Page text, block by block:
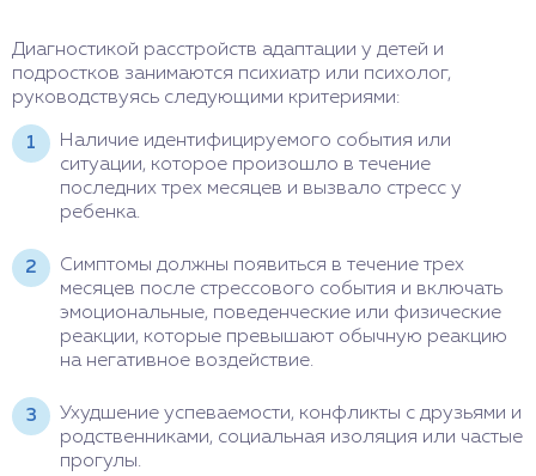
Диагностикой расстройств адаптации у детей и
подростков занимаются психиатр или психолог,
руководствуясь следующими критериями:
Наличие идентифицируемого события или
ситуации, которое произошло в течение
последних трех месяцев и вызвало стресс у
ребенка.
Симптомы должны появиться в течение трех
месяцев после стрессового события и включать
эмоциональные, поведенческие или физические
реакции, которые превышают обычную реакцию
на негативное воздействие.
Ухудшение успеваемости, конфликты с друзьями и
родственниками, социальная изоляция или частые
прогулы.